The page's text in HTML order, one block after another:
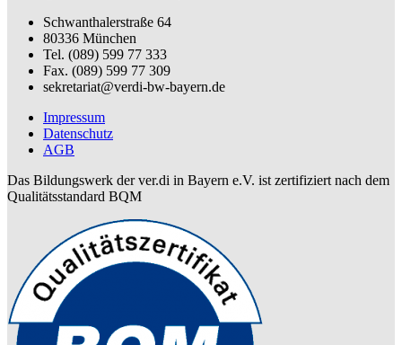
Schwanthalerstraße 64
80336 München
Tel. (089) 599 77 333
Fax. (089) 599 77 309
sekretariat@verdi-bw-bayern.de
Impressum
Datenschutz
AGB
Das Bildungswerk der ver.di in Bayern e.V. ist zertifiziert nach dem
Qualitätsstandard BQM